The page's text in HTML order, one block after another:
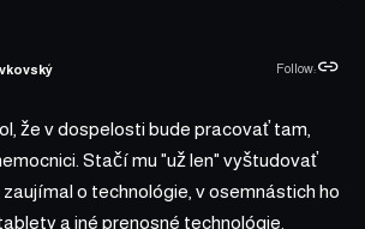
Follow:
že v dospelosti bude pracovať tam,
Stačí mu "už len" vyštudovať
o technológie, v osemnástich ho
a iné prenosné technológie.